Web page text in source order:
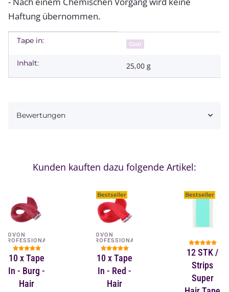
Haftung übernommen.
Produkteigenschaft
Wert
Tape in: Glatt
Inhalt: 25,00 g
Bewertungen
Kunden kauften dazu folgende Artikel:
NOVON
PROFESSIONAL
10 x Tape
In - Burg -
Hair
Bestseller
NOVON
PROFESSIONAL
10 x Tape
In - Red -
Hair
Bestseller
12 STK /
Strips
Super